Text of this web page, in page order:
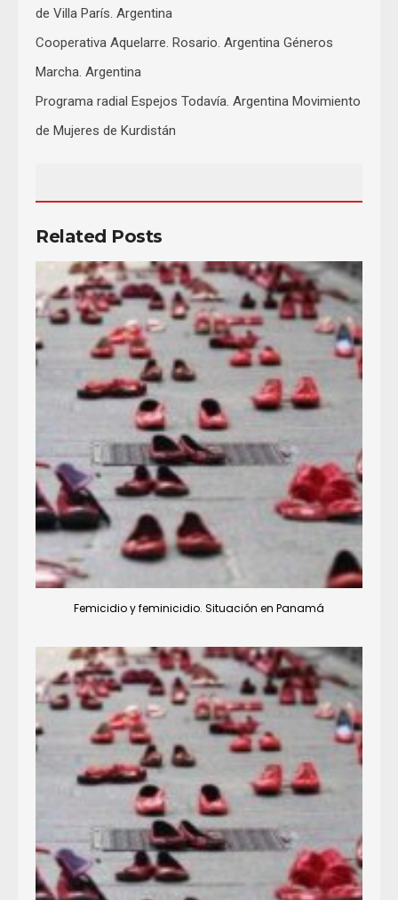
de Villa París. Argentina
Cooperativa Aquelarre. Rosario. Argentina Géneros
Marcha. Argentina
Programa radial Espejos Todavía. Argentina Movimiento
de Mujeres de Kurdistán
Related Posts
Femicidio y feminicidio. Situación en Panamá